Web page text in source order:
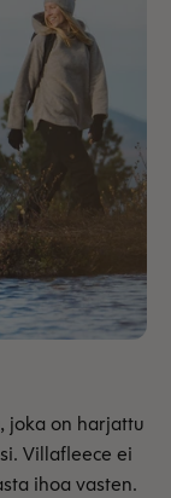
joka on harjattu
Villafleece ei
ihoa vasten.